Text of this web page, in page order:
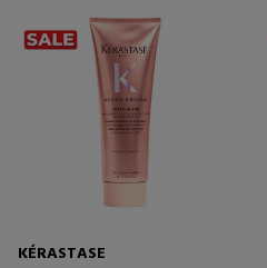
KÉRASTASE